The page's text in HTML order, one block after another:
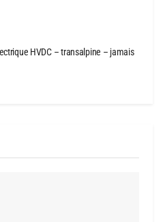
HVDC – transalpine – jamais